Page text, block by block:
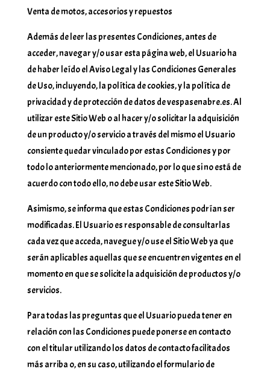
Venta de motos, accesorios y repuestos
Además de leer las presentes Condiciones, antes de
acceder, navegar y/o usar esta página web, el Usuario ha
de haber leído el Aviso Legal y las Condiciones Generales
de Uso, incluyendo, la política de cookies, y la política de
privacidad y de protección de datos de vespasenabre.es. Al
utilizar este Sitio Web o al hacer y/o solicitar la adquisición
de un producto y/o servicio a través del mismo el Usuario
consiente quedar vinculado por estas Condiciones y por
todo lo anteriormente mencionado, por lo que si no está de
acuerdo con todo ello, no debe usar este Sitio Web.
Asimismo, se informa que estas Condiciones podrían ser
modificadas. El Usuario es responsable de consultarlas
cada vez que acceda, navegue y/o use el Sitio Web ya que
serán aplicables aquellas que se encuentren vigentes en el
momento en que se solicite la adquisición de productos y/o
servicios.
Para todas las preguntas que el Usuario pueda tener en
relación con las Condiciones puede ponerse en contacto
con el titular utilizando los datos de contacto facilitados
más arriba o, en su caso, utilizando el formulario de